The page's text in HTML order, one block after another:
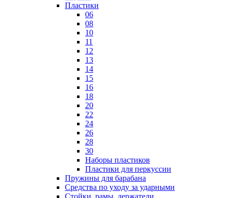
Пластики
06
08
10
11
12
13
14
15
16
18
20
22
24
26
28
30
Наборы пластиков
Пластики для перкуссии
Пружины для барабана
Средства по уходу за ударными
Стойки, рамы, держатели